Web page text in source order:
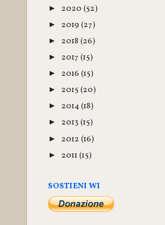
► 2020 (52)
► 2019 (27)
► 2018 (26)
► 2017 (15)
► 2016 (15)
► 2015 (20)
► 2014(18)
► 2013 (15)
► 2012 (16)
► 2011 (15)
SOSTIENI WI